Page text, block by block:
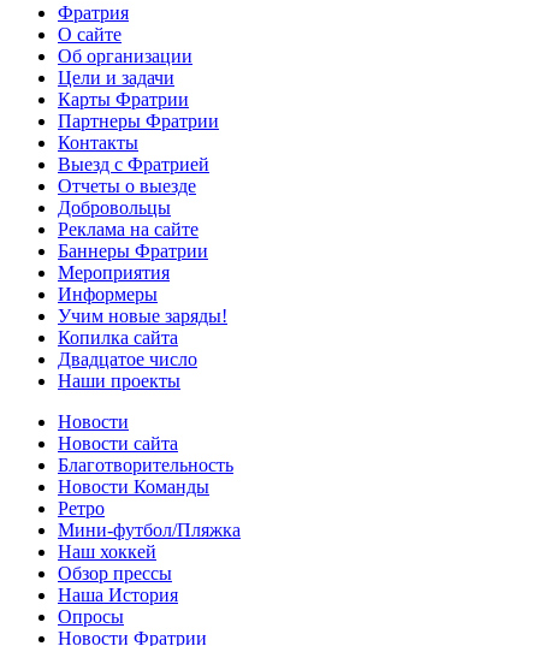
Фратрия
О сайте
Об организации
Цели и задачи
Карты Фратрии
Партнеры Фратрии
Контакты
Выезд с Фратрией
Отчеты о выезде
Добровольцы
Реклама на сайте
Баннеры Фратрии
Мероприятия
Информеры
Учим новые заряды!
Копилка сайта
Двадцатое число
Наши проекты
Новости
Новости сайта
Благотворительность
Новости Команды
Ретро
Мини-футбол/Пляжка
Наш хоккей
Обзор прессы
Наша История
Опросы
Новости Фратрии